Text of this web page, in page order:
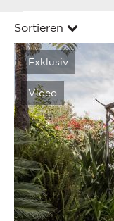
Sortieren
Exklusiv
Video